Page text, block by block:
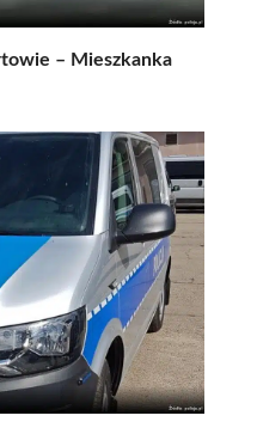
– Mieszkanka